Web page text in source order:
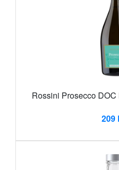
Rossini Prosecco
209